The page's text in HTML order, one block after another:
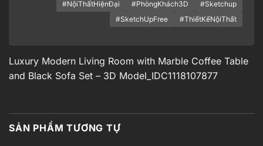
#NộiThấtHiệnĐại
#PhòngKhách3D
#Sketchup
#SketchUpFree
#ThiếtKếNộiThất
Luxury Modern Living Room with Marble Coffee Table
and Black Sofa Set – 3D Model_IDC1118107877
SẢN PHẨM TƯƠNG TỰ